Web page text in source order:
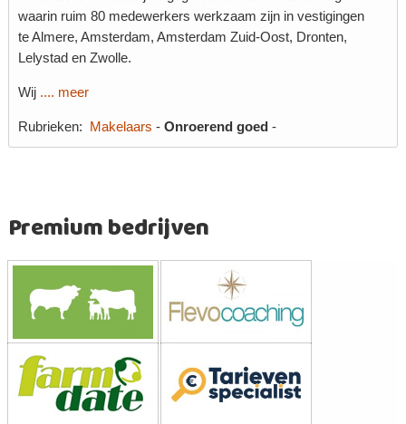
waarin ruim 80 medewerkers werkzaam zijn in vestigingen
te Almere, Amsterdam, Amsterdam Zuid-Oost, Dronten,
Lelystad en Zwolle.
Wij .... meer
Rubrieken: Makelaars -Onroerend goed -
Premium bedrijven